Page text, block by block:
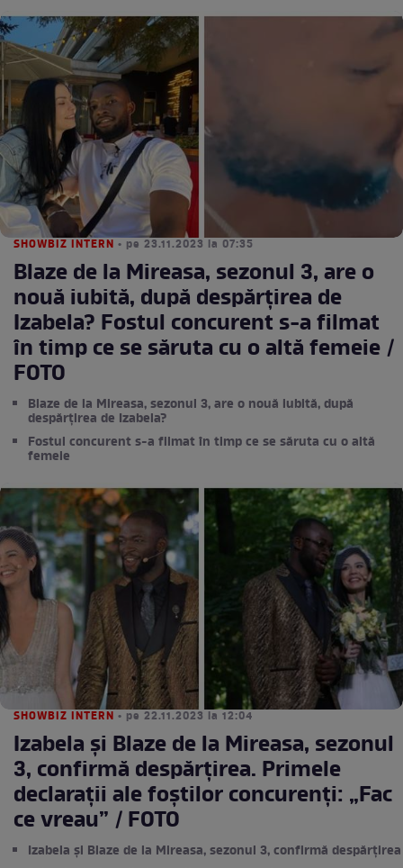
SHOWBIZ INTERN • pe 23.11.2023 la 07:35
Blaze de la Mireasa, sezonul 3, are o
nouă iubită, după despărțirea de
Izabela? Fostul concurent s-a filmat
în timp ce se săruta cu o altă femeie /
FOTO
Blaze de la Mireasa, sezonul 3, are o nouă iubită, după
despărțirea de Izabela?
Fostul concurent s-a filmat în timp ce se săruta cu o altă
femeie
SHOWBIZ INTERN • pe 22.11.2023 la 12:04
Izabela și Blaze de la Mireasa, sezonul
3, confirmă despărțirea. Primele
declarații ale foștilor concurenți: „Fac
ce vreau” / FOTO
Izabela și Blaze de la Mireasa, sezonul 3, confirmă despărțirea